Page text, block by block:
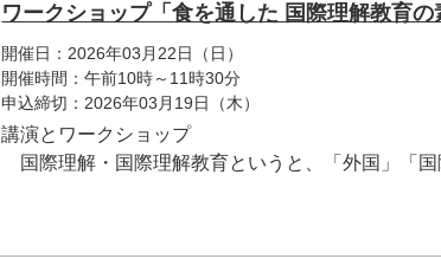
ワークショップ「食を通した 国際理解教育の
開催日：2026年03月22日（日）
開催時間：午前10時～11時30分
申込締切：2026年03月19日（木）
講演とワークショップ
国際理解・国際理解教育というと、「外国」「